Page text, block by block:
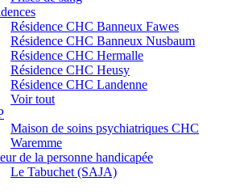
Résidence CHC Banneux Fawes
Résidence CHC Banneux Nusbaum
Résidence CHC Hermalle
Résidence CHC Heusy
Résidence CHC Landenne
Voir tout
Maison de soins psychiatriques CHC
Waremme
de la personne handicapée
Le Tabuchet (SAJA)